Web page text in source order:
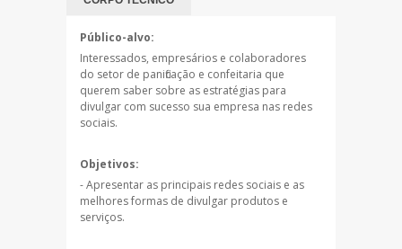
Público-alvo:
Interessados, empresários e colaboradores
do setor de panificação e confeitaria que
querem saber sobre as estratégias para
divulgar com sucesso sua empresa nas redes
sociais.
Objetivos:
- Apresentar as principais redes sociais e as
melhores formas de divulgar produtos e
serviços.